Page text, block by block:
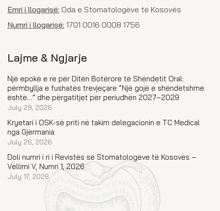
Emri i llogarisë: Oda e Stomatologëve të Kosovës
Numri i llogarisë: 1701 0016 0008 1756
Lajme & Ngjarje
Një epokë e re për Ditën Botërore të Shëndetit Oral:
përmbyllja e fushatës trevjeçare “Një gojë e shëndetshme
është…” dhe përgatitjet për periudhën 2027–2029
July 29, 2026
Kryetari i OSK-së priti në takim delegacionin e TC Medical
nga Gjermania
July 26, 2026
Doli numri i ri i Revistës së Stomatologëve të Kosovës –
Vëllimi V, Numri 1, 2026
July 17, 2026